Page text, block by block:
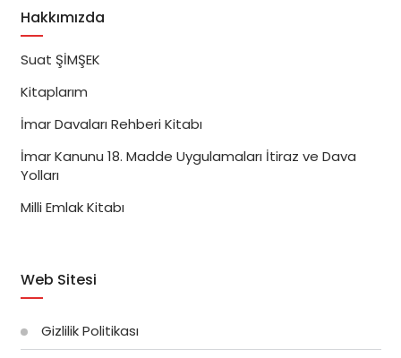
Hakkımızda
Suat ŞİMŞEK
Kitaplarım
İmar Davaları Rehberi Kitabı
İmar Kanunu 18. Madde Uygulamaları İtiraz ve Dava
Yolları
Milli Emlak Kitabı
Web Sitesi
Gizlilik Politikası